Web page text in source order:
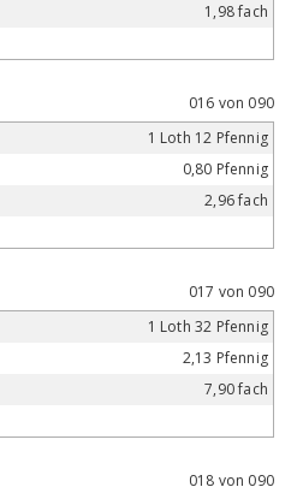
1,98 fach
016 von 090
1 Loth 12 Pfennig
0,80 Pfennig
2,96 fach
017 von 090
1 Loth 32 Pfennig
2,13 Pfennig
7,90 fach
018 von 090